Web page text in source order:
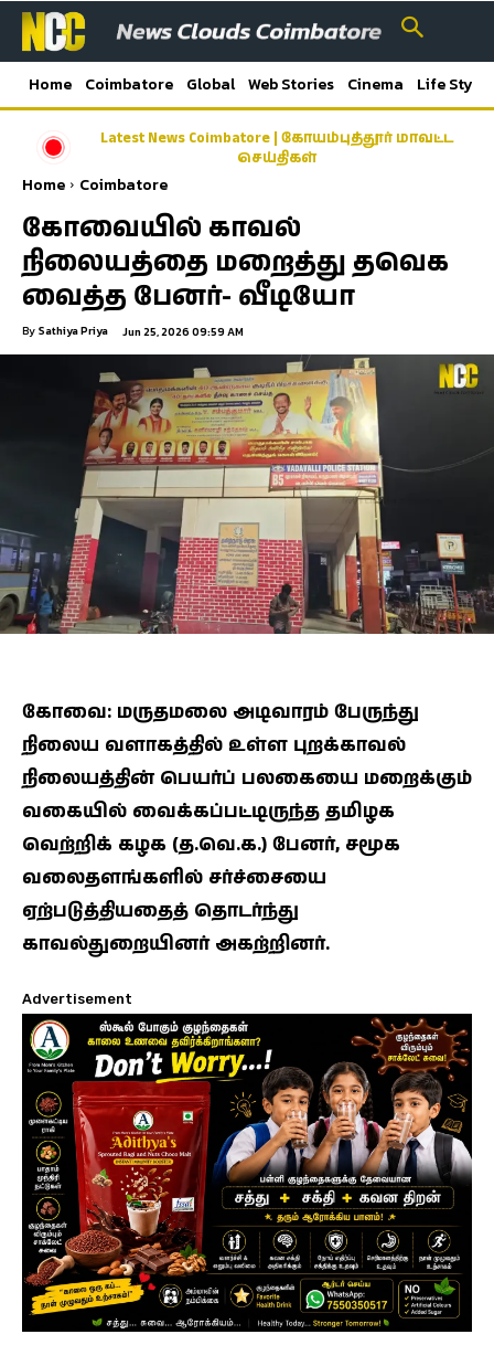
Home Coimbatore Global Web Stories Cinema Life Style
Latest News Coimbatore | கோயம்புத்தூர் மாவட்ட
செய்திகள்
Home Coimbatore
கோவையில் காவல்
நிலையத்தை மறைத்து தவெக
வைத்த பேனர்- வீடியோ
By Sathiya Priya Jun 25, 2026 09:59 AM
கோவை: மருதமலை அடிவாரம் பேருந்து
நிலைய வளாகத்தில் உள்ள புறக்காவல்
நிலையத்தின் பெயர்ப் பலகையை மறைக்கும்
வகையில் வைக்கப்பட்டிருந்த தமிழக
வெற்றிக் கழக (த.வெ.க.) பேனர், சமூக
வலைதளங்களில் சர்ச்சையை
ஏற்படுத்தியதைத் தொடர்ந்து
காவல்துறையினர் அகற்றினர்.
Advertisement